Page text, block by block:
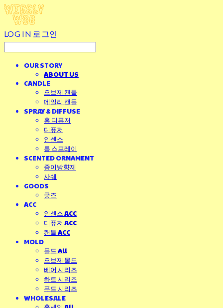
LOG IN 로그인
OUR STORY
ABOUT US
CANDLE
오브제 캔들
데일리 캔들
SPRAY & DIFFUSE
홈 디퓨저
디퓨저
인센스
룸 스프레이
SCENTED ORNAMENT
종이방향제
사쉐
GOODS
굿즈
ACC
인센스 ACC
디퓨저 ACC
캔들 ACC
MOLD
몰드 All
오브제 몰드
베어 시리즈
하트 시리즈
푸드 시리즈
WHOLESALE